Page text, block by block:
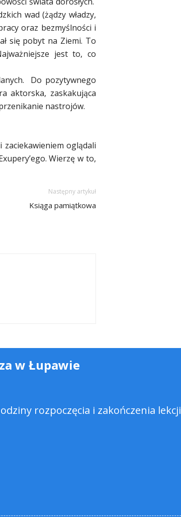
wad (żądzy władzy,
oraz bezmyślności i
się pobyt na Ziemi. To
jest to, co
Do pozytywnego
aktorska, zaskakująca
nastrojów.
zaciekawieniem oglądali
Wierzę w to,
Następny artykuł
Ksiąga pamiątkowa
w Łupawie
rozpoczęcia i zakończenia lekcji